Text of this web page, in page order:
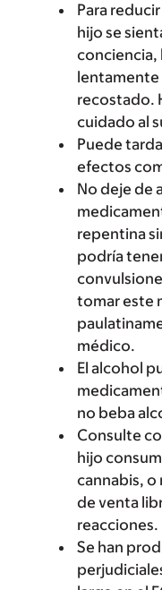
Para
hijo se
conciencia,
lentamente
recostado.
cuidado al
Puede
efectos
No deje de
repentina
podría
tomar este
médico.
El alcohol
no beba
Consulte
hijo
cannabis,
de venta
reacciones.
Se han